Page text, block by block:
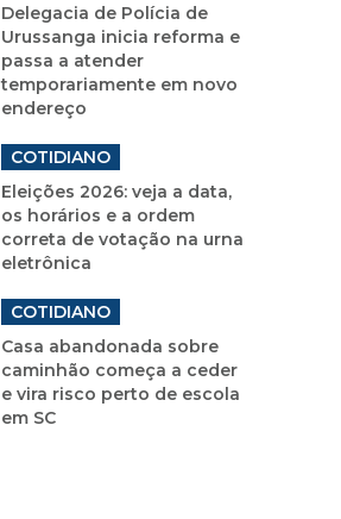
Delegacia de Polícia de
Urussanga inicia reforma e
passa a atender
temporariamente em novo
endereço
COTIDIANO
Eleições 2026: veja a data,
os horários e a ordem
correta de votação na urna
eletrônica
COTIDIANO
Casa abandonada sobre
caminhão começa a ceder
e vira risco perto de escola
em SC